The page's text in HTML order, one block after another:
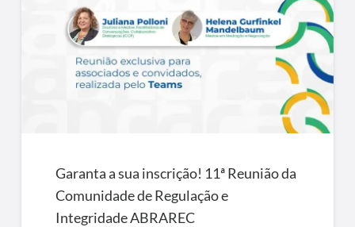
Garanta a sua inscrição! 11ª Reunião da
Comunidade de Regulação e
Integridade ABRAREC